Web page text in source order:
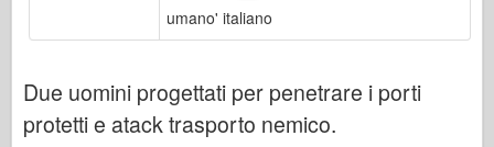
Dnepromodello
Drago
umano' italiano
Due uomini progettati per penetrare i porti
protetti e atack trasporto nemico.